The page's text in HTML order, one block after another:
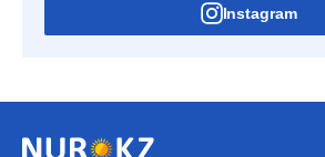
Instagram